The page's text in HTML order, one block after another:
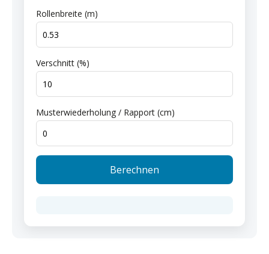
Rollenbreite (m)
Verschnitt (%)
Musterwiederholung / Rapport (cm)
Berechnen